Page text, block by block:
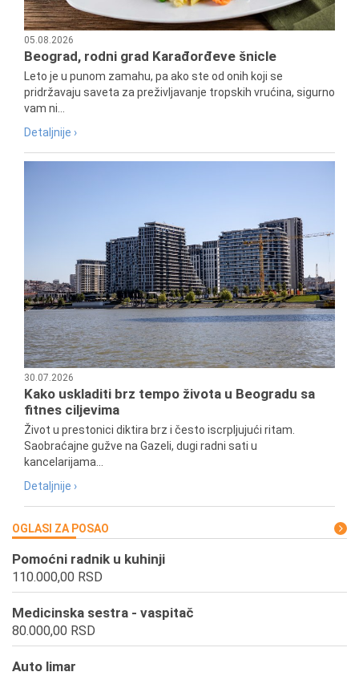
05.08.2026
Beograd, rodni grad Karađorđeve šnicle
Leto je u punom zamahu, pa ako ste od onih koji se
pridržavaju saveta za preživljavanje tropskih vrućina, sigurno
vam ni...
Detaljnije ›
30.07.2026
Kako uskladiti brz tempo života u Beogradu sa
fitnes ciljevima
Život u prestonici diktira brz i često iscrpljujući ritam.
Saobraćajne gužve na Gazeli, dugi radni sati u
kancelarijama...
Detaljnije ›
OGLASI ZA POSAO
Pomoćni radnik u kuhinji
110.000,00 RSD
Medicinska sestra - vaspitač
80.000,00 RSD
Auto limar